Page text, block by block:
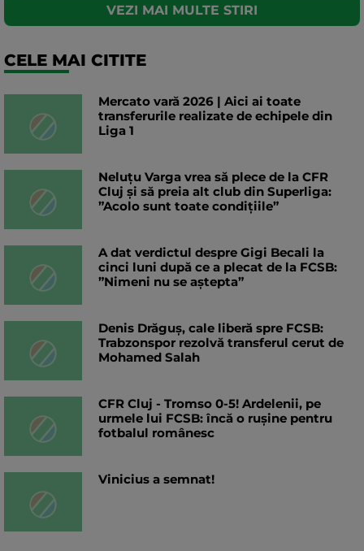
VEZI MAI MULTE STIRI
CELE MAI CITITE
Mercato vară 2026 | Aici ai toate
transferurile realizate de echipele din
Liga 1
Neluțu Varga vrea să plece de la CFR
Cluj și să preia alt club din Superliga:
”Acolo sunt toate condițiile”
A dat verdictul despre Gigi Becali la
cinci luni după ce a plecat de la FCSB:
”Nimeni nu se aștepta”
Denis Drăguș, cale liberă spre FCSB:
Trabzonspor rezolvă transferul cerut de
Mohamed Salah
CFR Cluj - Tromso 0-5! Ardelenii, pe
urmele lui FCSB: încă o rușine pentru
fotbalul românesc
Vinicius a semnat!